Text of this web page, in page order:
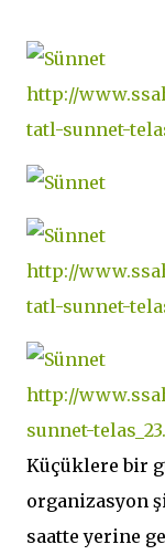
Küçüklere bir
organizasyon
saatte yerine